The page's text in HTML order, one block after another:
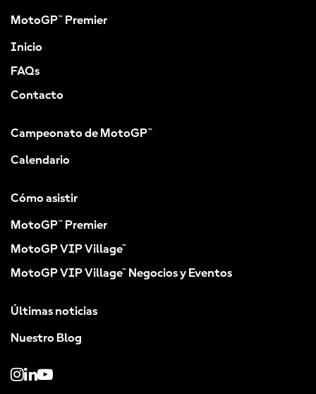
MotoGP™ Premier
Inicio
FAQs
Contacto
Campeonato de MotoGP™
Calendario
Cómo asistir
MotoGP™ Premier
MotoGP VIP Village™
MotoGP VIP Village™ Negocios y Eventos
Últimas noticias
Nuestro Blog